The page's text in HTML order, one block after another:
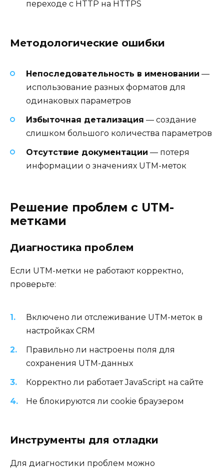
переходе с HTTP на HTTPS
Методологические ошибки
Непоследовательность в именовании —
использование разных форматов для
одинаковых параметров
Избыточная детализация — создание
слишком большого количества параметров
Отсутствие документации — потеря
информации о значениях UTM-меток
Решение проблем с UTM-
метками
Диагностика проблем
Если UTM-метки не работают корректно,
проверьте:
Включено ли отслеживание UTM-меток в
настройках CRM
Правильно ли настроены поля для
сохранения UTM-данных
Корректно ли работает JavaScript на сайте
Не блокируются ли cookie браузером
Инструменты для отладки
Для диагностики проблем можно